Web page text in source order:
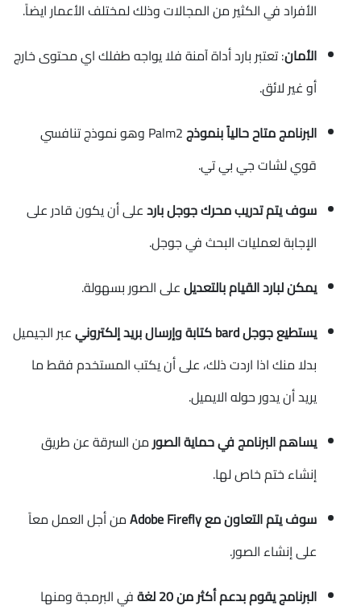
الأفراد في الكثير من المجالات وذلك لمختلف الأعمار ايضاً.
الأمان: تعتبر بارد أداة آمنة فلا يواجه طفلك اي محتوى خارج
أو غير لائق.
البرنامج متاح حالياً بنموذج
Palm2 وهو نموذج تنافسي
قوي لشات جي بي تي.
سوف يتم تدريب محرك جوجل باردعلى أن يكون قادر على
الإجابة لعمليات البحث في جوجل.
يمكن لبارد القيام بالتعديلعلى الصور بسهولة.
يستطيع جوجل bard كتابة وإرسال بريد إلكتروني
عبر الجيميل
بدلا منك اذا اردت ذلك، على أن يكتب المستخدم فقط ما
يريد أن يدور حوله الايميل.
يساهم البرنامج في حماية الصورمن السرقة عن طريق
إنشاء ختم خاص لها.
سوف يتم التعاون مع Adobe Firefly
من أجل العمل معاً
على إنشاء الصور.
البرنامج يقوم بدعم أكثر من 20 لغة
في البرمجة ومنها